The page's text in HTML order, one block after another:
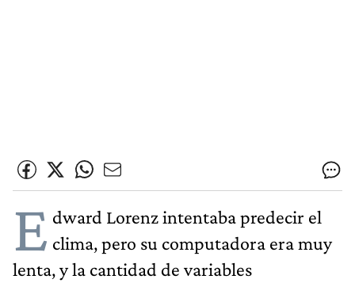
E dward Lorenz intentaba predecir el
clima, pero su computadora era muy
lenta, y la cantidad de variables